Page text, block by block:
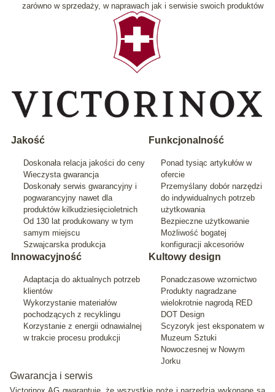
zarówno w sprzedaży, w naprawach jak i serwisie swoich produktów
Jakość
Doskonała relacja jakości do ceny
Wieczysta gwarancja
Doskonały serwis gwarancyjny i
pogwarancyjny nawet dla
produktów kilkudziesięcioletnich
Od 130 lat produkowany w tym
samym miejscu
Szwajcarska produkcja
Funkcjonalność
Ponad tysiąc artykułów w
ofercie
Przemyślany dobór narzędzi
do indywidualnych potrzeb
użytkowania
Bezpieczne użytkowanie
Możliwość bogatej
konfiguracji akcesoriów
Innowacyjność
Adaptacja do aktualnych potrzeb
klientów
Wykorzystanie materiałów
pochodzących z recyklingu
Korzystanie z energii odnawialnej
w trakcie procesu produkcji
Kultowy design
Ponadczasowe wzornictwo
Produkty nagradzane
wielokrotnie nagrodą RED
DOT Design
Scyzoryk jest eksponatem w
Muzeum Sztuki
Nowoczesnej w Nowym
Jorku
Gwarancja i serwis